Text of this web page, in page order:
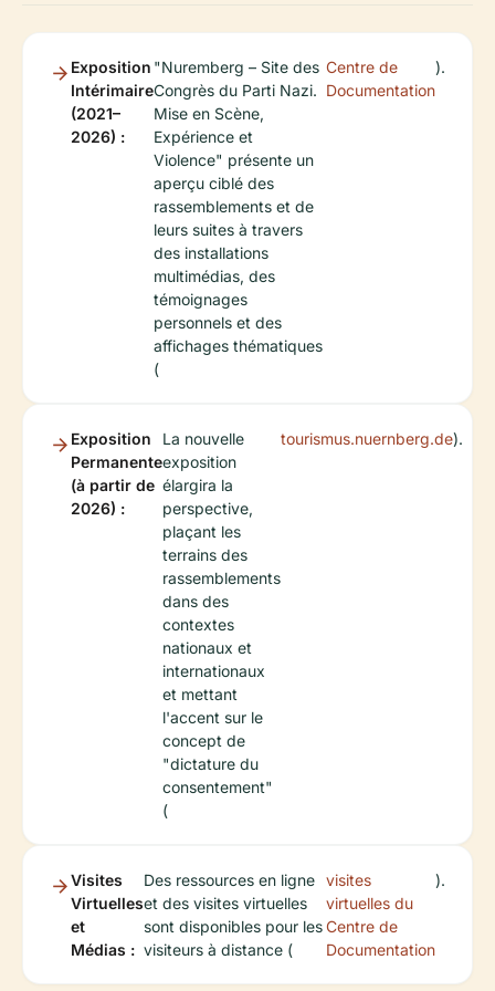
Exposition
Intérimaire
(2021–
2026) :
"Nuremberg – Site des
Congrès du Parti Nazi.
Mise en Scène,
Expérience et
Violence" présente un
aperçu ciblé des
rassemblements et de
leurs suites à travers
des installations
multimédias, des
témoignages
personnels et des
affichages thématiques
(
Centre de
Documentation
).
Exposition
Permanente
(à partir de
2026) :
La nouvelle
exposition
élargira la
perspective,
plaçant les
terrains des
rassemblements
dans des
contextes
nationaux et
internationaux
et mettant
l'accent sur le
concept de
"dictature du
consentement"
(
tourismus.nuernberg.de).
Visites
Virtuelles
et
Médias :
Des ressources en ligne
et des visites virtuelles
sont disponibles pour les
visiteurs à distance (
visites
virtuelles du
Centre de
Documentation
).